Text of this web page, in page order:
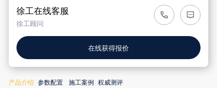
徐工在线客服
徐工顾问
在线获得报价
产品介绍 参数配置 施工案例 权威测评